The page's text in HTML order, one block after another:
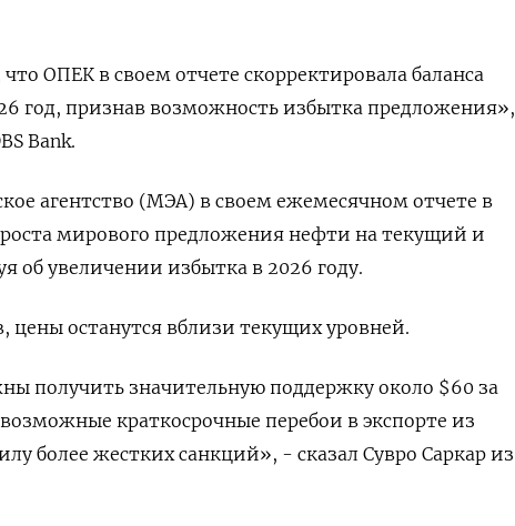
ОПЕК в своем отчете скорректировала баланса
год, признав возможность избытка предложения»,
Bank.
агентство (МЭА) в своем ежемесячном отчете в
мирового предложения нефти на текущий и
об увеличении избытка в 2026 году.
останутся вблизи текущих уровней.
получить значительную поддержку около $60 за
краткосрочные перебои в экспорте из
более жестких санкций», - сказал Сувро Саркар из